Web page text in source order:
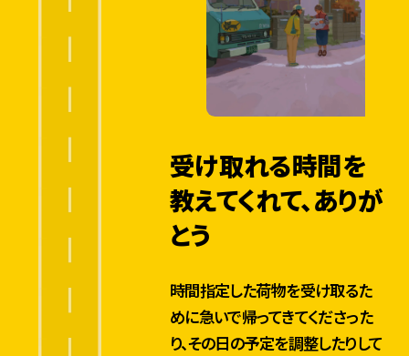
受け取れる時間を
教えてくれて、ありが
とう
時間指定した荷物を受け取るた
めに急いで帰ってきてくださった
り、その日の予定を調整したりして